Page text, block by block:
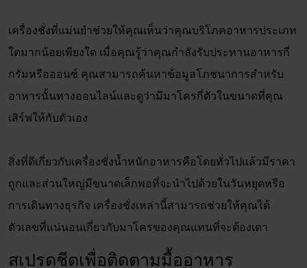
เครื่องชั่งที่แม่นยำช่วยให้คุณเห็นว่าคุณบริโภคอาหารประเภท
ใดมากน้อยเพียงใด เมื่อคุณรู้ว่าคุณกำลังรับประทานอาหารกี่
กรัมหรือออนซ์ คุณสามารถค้นหาข้อมูลโภชนาการสำหรับ
อาหารนั้นทางออนไลน์และดูว่ามีมาโครกี่ตัวในขนาดที่คุณ
เสิร์ฟให้กับตัวเอง
สิ่งที่ดีเกี่ยวกับเครื่องชั่งน้ำหนักอาหารคือโดยทั่วไปแล้วมีราคา
ถูกและส่วนใหญ่มีขนาดเล็กพอที่จะนำไปด้วยในวันหยุดหรือ
การเดินทางธุรกิจ เครื่องชั่งเหล่านี้สามารถช่วยให้คุณได้
ตัวเลขที่แน่นอนเกี่ยวกับมาโครของคุณแทนที่จะต้องเดา
สเปรดชีตเพื่อติดตามมื้ออาหาร